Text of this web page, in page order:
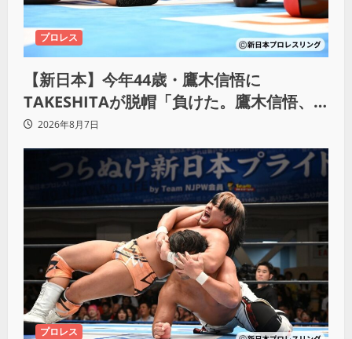
プロレス
【新日本】今年44歳・鷹木信悟に
TAKESHITAが脱帽「負けた。鷹木信悟、
強いわ！」
2026年8月7日
プロレス